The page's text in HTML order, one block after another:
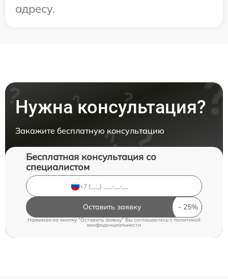
адресу.
Нужна консультация?
Закажите бесплатную консультацию
Бесплатная консультация со
специалистом
Оставить заявку
Нажимая на кнопку "Оставить заявку" Вы соглашаетесь c политикой
конфиденциальности